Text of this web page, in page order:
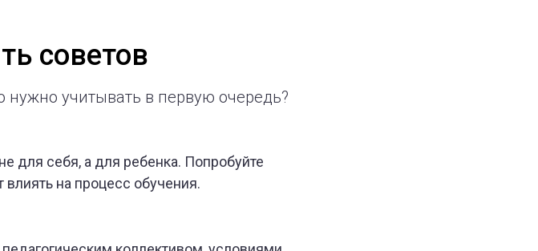
советов
учитывать в первую очередь?
для себя, а для ребенка. Попробуйте
на процесс обучения.